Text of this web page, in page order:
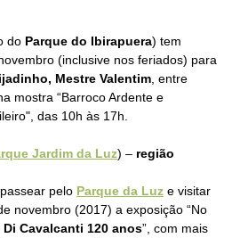
do Parque do Ibirapuera) tem
(inclusive nos feriados) para
Mestre Valentim , entre
mostra “Barroco Ardente e
", das 10h às 17h.
Jardim da Luz) – região
pelo Parque da Luz e visitar
novembro (2017) a exposição “No
Di Cavalcanti 120 anos”, com mais